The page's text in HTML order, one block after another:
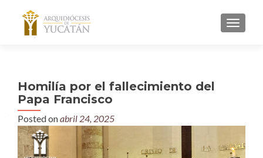
MENU
Homilía por el fallecimiento del
Papa Francisco
Posted onabril 24, 2025